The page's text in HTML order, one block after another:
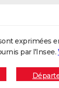
exprimées
par l'Insee.